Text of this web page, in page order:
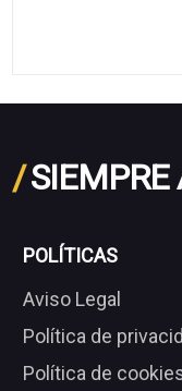
/
POLÍTICAS
Aviso Legal
Política de
Política de